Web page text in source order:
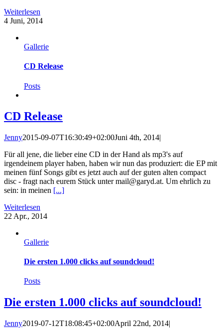
Weiterlesen
4 Juni, 2014
Gallerie
CD Release
Posts
CD Release
Jenny2015-09-07T16:30:49+02:00Juni 4th, 2014|
Für all jene, die lieber eine CD in der Hand als mp3's auf
irgendeinem player haben, haben wir nun das produziert: die EP mit
meinen fünf Songs gibt es jetzt auch auf der guten alten compact
disc - fragt nach eurem Stück unter mail@garyd.at. Um ehrlich zu
sein: in meinen [...]
Weiterlesen
22 Apr., 2014
Gallerie
Die ersten 1.000 clicks auf soundcloud!
Posts
Die ersten 1.000 clicks auf soundcloud!
Jenny2019-07-12T18:08:45+02:00April 22nd, 2014|